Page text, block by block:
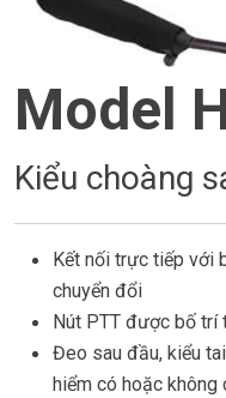
Model
Kiểu choàng
Kết nối trực tiếp với
chuyển đổi
Nút PTT được bố trí
Đeo sau đầu, kiểu
hiểm có hoặc không